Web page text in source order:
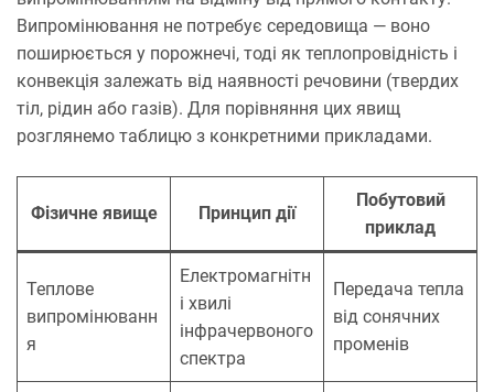
Випромінювання не потребує середовища — воно
поширюється у порожнечі, тоді як теплопровідність і
конвекція залежать від наявності речовини (твердих
тіл, рідин або газів). Для порівняння цих явищ
розглянемо таблицю з конкретними прикладами.
Фізичне явище Принцип дії
Побутовий
приклад
Теплове
випромінюванн
я
Електромагнітн
і хвилі
інфрачервоного
спектра
Передача тепла
від сонячних
променів